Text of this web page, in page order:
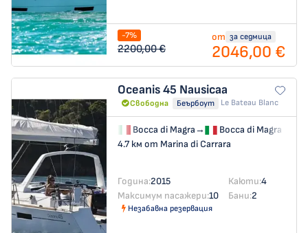
-7%
2200,00 €
от за седмица
2046,00 €
Oceanis 45 Nausicaa
Свободна Беърбоут Le Bateau Blanc
Bocca di Magra→
Bocca di Magra
4.7 км от Marina di Carrara
Година:2015 Каюти:4
Максимум пасажери:10 Бани:2
Незабавна резервация